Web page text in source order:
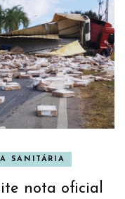
SANITÁRIA
nota oficial